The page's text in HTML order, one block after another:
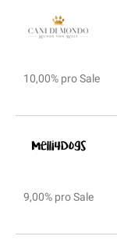
10,00% pro Sale
9,00% pro Sale